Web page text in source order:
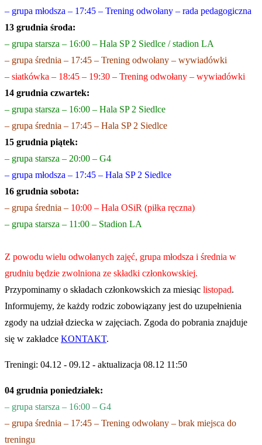
– grupa młodsza – 17:45 – Trening odwołany – rada pedagogiczna
13 grudnia środa:
– grupa starsza – 16:00 – Hala SP 2 Siedlce / stadion LA
– grupa średnia – 17:45 – Trening odwołany – wywiadówki
– siatkówka – 18:45 – 19:30 – Trening odwołany – wywiadówki
14 grudnia czwartek:
– grupa starsza – 16:00 – Hala SP 2 Siedlce
– grupa średnia – 17:45 – Hala SP 2 Siedlce
15 grudnia piątek:
– grupa starsza – 20:00 – G4
– grupa młodsza – 17:45 – Hala SP 2 Siedlce
16 grudnia sobota:
– grupa średnia – 10:00 – Hala OSiR (piłka ręczna)
– grupa starsza – 11:00 – Stadion LA
Z powodu wielu odwołanych zajęć, grupa młodsza i średnia w
grudniu będzie zwolniona ze składki członkowskiej.
Przypominamy o składach członkowskich za miesiąc listopad.
Informujemy, że każdy rodzic zobowiązany jest do uzupełnienia
zgody na udział dziecka w zajęciach. Zgoda do pobrania znajduje
się w zakładce KONTAKT.
Treningi: 04.12 - 09.12 - aktualizacja 08.12 11:50
04 grudnia poniedziałek:
– grupa starsza – 16:00 – G4
– grupa średnia – 17:45 – Trening odwołany – brak miejsca do
treningu